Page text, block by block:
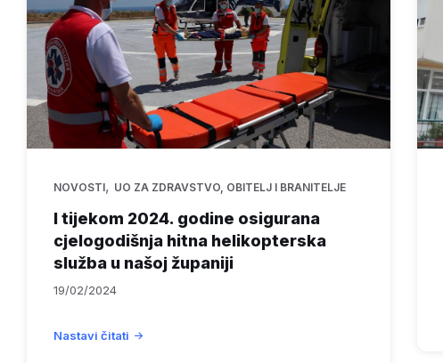
NOVOSTI, UO ZA ZDRAVSTVO, OBITELJ I BRANITELJE
I tijekom 2024. godine osigurana
cjelogodišnja hitna helikopterska
služba u našoj županiji
19/02/2024
Nastavi čitati